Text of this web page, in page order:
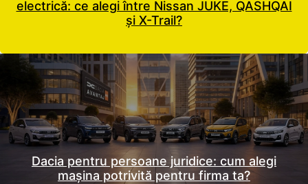
electrică: ce alegi între Nissan JUKE, QASHQAI
și X-Trail?
Dacia pentru persoane juridice: cum alegi
mașina potrivită pentru firma ta?